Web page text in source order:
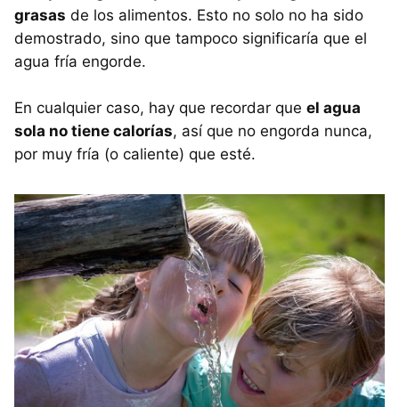
grasas de los alimentos. Esto no solo no ha sido
demostrado, sino que tampoco significaría que el
agua fría engorde.
En cualquier caso, hay que recordar que el agua
sola no tiene calorías, así que no engorda nunca,
por muy fría (o caliente) que esté.